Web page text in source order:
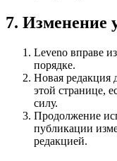
7. Изменение
Leveno вправе
порядке.
Новая редакция
этой странице,
силу.
Продолжение
публикации
редакцией.